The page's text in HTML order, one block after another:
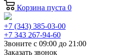
Корзина пуста 0
+7 (343) 385-03-00
+7 343 267-94-60
Звоните с 09:00 до 21:00
Заказать звонок